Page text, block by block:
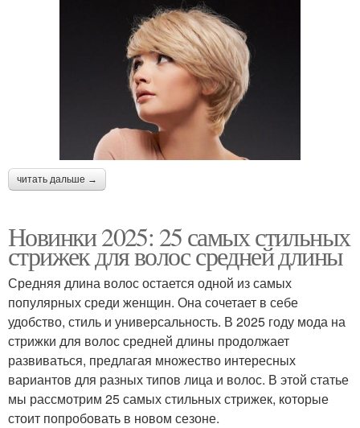
читать дальше →
Новинки 2025: 25 самых стильных
стрижек для волос средней длины
Средняя длина волос остается одной из самых
популярных среди женщин. Она сочетает в себе
удобство, стиль и универсальность. В 2025 году мода на
стрижки для волос средней длины продолжает
развиваться, предлагая множество интересных
вариантов для разных типов лица и волос. В этой статье
мы рассмотрим 25 самых стильных стрижек, которые
стоит попробовать в новом сезоне.